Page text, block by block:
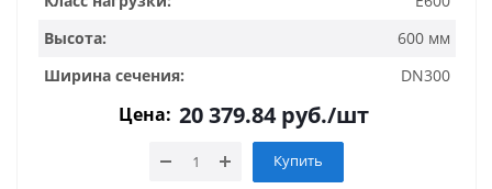
Высота:
600 мм
Ширина сечения:
DN300
Цена: 20 379.84руб./шт
Купить